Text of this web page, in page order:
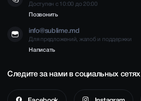
Доступен с 10:00 до 20:00
Позвонить
info@sublime.md
Для предложений, жалоб и поддержки
Написать
Следите за нами в социальных сетях